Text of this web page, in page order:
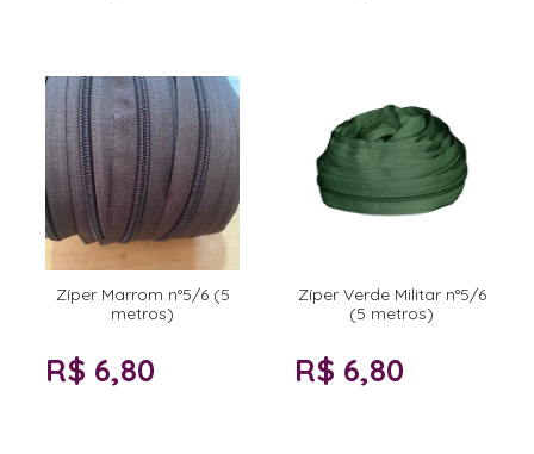
Zíper Marrom n°5/6 (5
metros)
R$ 6,80
Zíper Verde Militar n°5/6
(5 metros)
R$ 6,80